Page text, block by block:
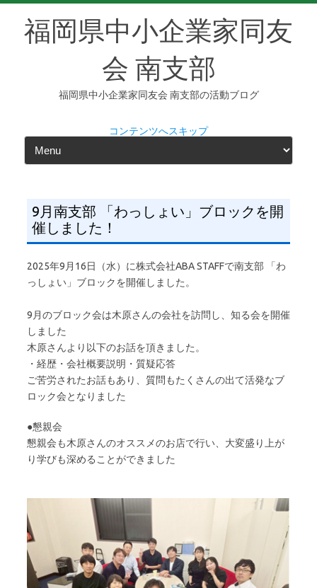
福岡県中小企業家同友
会 南支部
福岡県中小企業家同友会 南支部の活動ブログ
コンテンツへスキップ
9月南支部 「わっしょい」ブロックを開
催しました！
2025年9月16日（水）に株式会社ABA STAFFで南支部 「わ
っしょい」ブロックを開催しました。
9月のブロック会は木原さんの会社を訪問し、知る会を開催
しました
木原さんより以下のお話を頂きました。
・経歴・会社概要説明・質疑応答
ご苦労されたお話もあり、質問もたくさんの出て活発なブ
ロック会となりました
●懇親会
懇親会も木原さんのオススメのお店で行い、大変盛り上が
り学びも深めることができました